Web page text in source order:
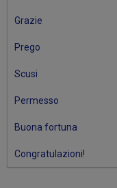
Grazie
Prego
Scusi
Permesso
Buona fortuna
Congratulazioni!